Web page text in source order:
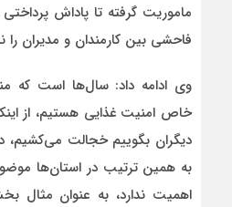
ماموریت گرفته تا پاداش
فاحشی بین کارمندان و مدیران
وی ادامه داد: سال‌ها است که
خاص امنیت غذایی هستیم، از
دیگران بگوییم خجالت می‌کشیم،
به همین ترتیب در استان‌ها
اهمیت ندارد، به عنوان مثال